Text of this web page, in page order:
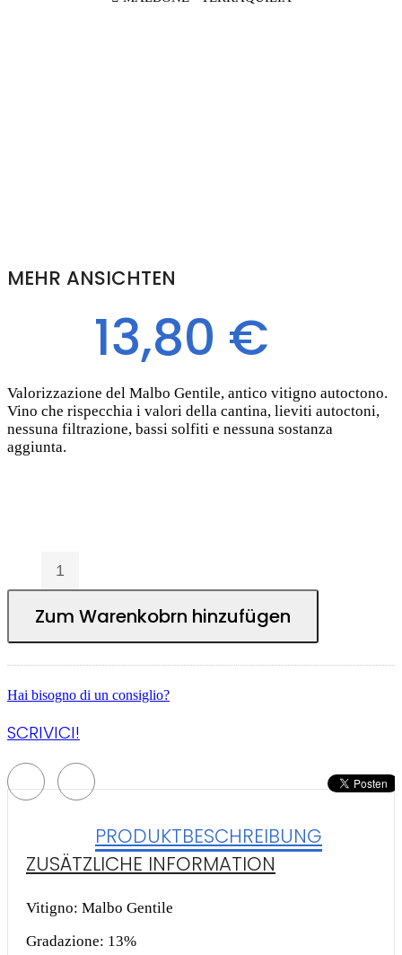
MEHR ANSICHTEN
13,80 €
Valorizzazione del Malbo Gentile, antico vitigno autoctono.
Vino che rispecchia i valori della cantina, lieviti autoctoni,
nessuna filtrazione, bassi solfiti e nessuna sostanza
aggiunta.
Zum Warenkobrn hinzufügen
Hai bisogno di un consiglio?
SCRIVICI!
PRODUKTBESCHREIBUNG
ZUSÄTZLICHE INFORMATION
Vitigno: Malbo Gentile
Gradazione: 13%